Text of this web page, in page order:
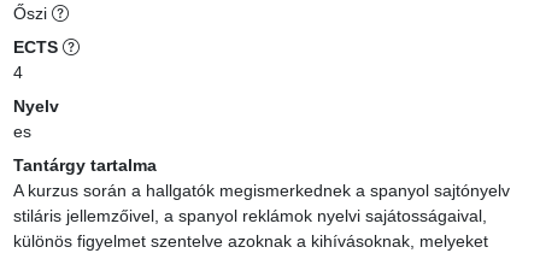
Őszi
ECTS
4
Nyelv
es
Tantárgy tartalma
A kurzus során a hallgatók megismerkednek a spanyol sajtónyelv
stiláris jellemzőivel, a spanyol reklámok nyelvi sajátosságaival,
különös figyelmet szentelve azoknak a kihívásoknak, melyeket